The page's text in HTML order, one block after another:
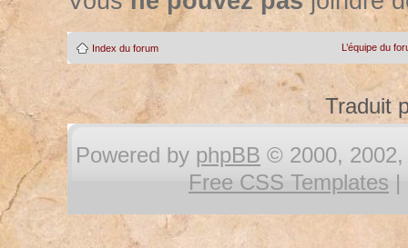
Index du forum L’équipe du
Traduit
Powered by phpBB © 2000, 2002,
Free CSS Templates |